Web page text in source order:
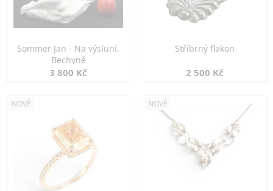
Sommer Jan - Na výsluní,
Bechyně
3 800 Kč
Stříbrný flakon
2 500 Kč
NOVÉ NOVÉ